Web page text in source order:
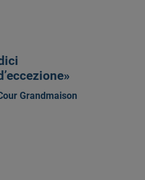
Grandmaison